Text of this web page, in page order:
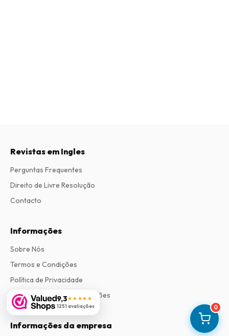
0
9,3★★★★★
1251 avaliações
Revistas em Ingles
Perguntas Frequentes
Direito de Livre Resolução
Contacto
Informações
Sobre Nós
Termos e Condições
Política de Privacidade
Procedimento de Reclamações
Informações da empresa